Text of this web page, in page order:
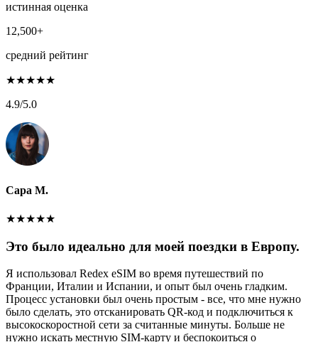
истинная оценка
12,500+
средний рейтинг
★★★★★
4.9/5.0
Сара М.
★★★★★
Это было идеально для моей поездки в Европу.
Я использовал Redex eSIM во время путешествий по
Франции, Италии и Испании, и опыт был очень гладким.
Процесс установки был очень простым - все, что мне нужно
было сделать, это отсканировать QR-код и подключиться к
высокоскоростной сети за считанные минуты. Больше не
нужно искать местную SIM-карту и беспокоиться о